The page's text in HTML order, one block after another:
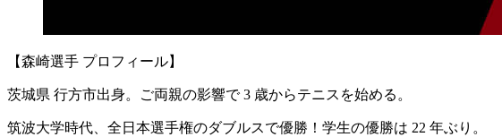
【森崎選手 プロフィール】
茨城県 行方市出身。ご両親の影響で 3 歳からテニスを始める。
筑波大学時代、全日本選手権のダブルスで優勝！学生の優勝は 22 年ぶり。